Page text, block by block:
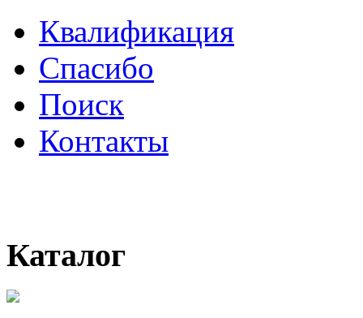
Квалификация
Спасибо
Поиск
Контакты
Каталог